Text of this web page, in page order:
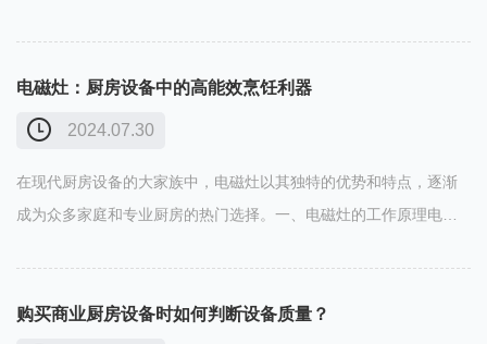
容量通常较……
2024.07.30
电磁灶：厨房设备中的高能效烹饪利器
在现代厨房设备的大家族中，电磁灶以其独特的优势和特点，逐渐
成为众多家庭和专业厨房的热门选择。一、电磁灶的工作原理电磁
使锅底迅速……
购买商业厨房设备时如何判断设备质量？